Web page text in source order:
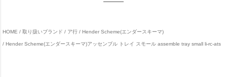
HOME 取り扱いブランド ア行 Hender Scheme(エンダースキーマ)
Hender Scheme(エンダースキーマ)アッセンブル トレイ スモール assemble tray small li-rc-ats